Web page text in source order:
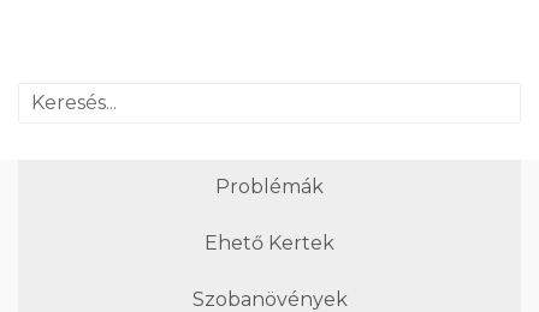
Problémák
Ehető Kertek
Szobanövények